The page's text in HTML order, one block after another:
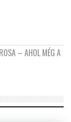
– AHOL MÉG A